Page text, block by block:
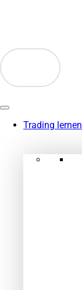
Trading lernen